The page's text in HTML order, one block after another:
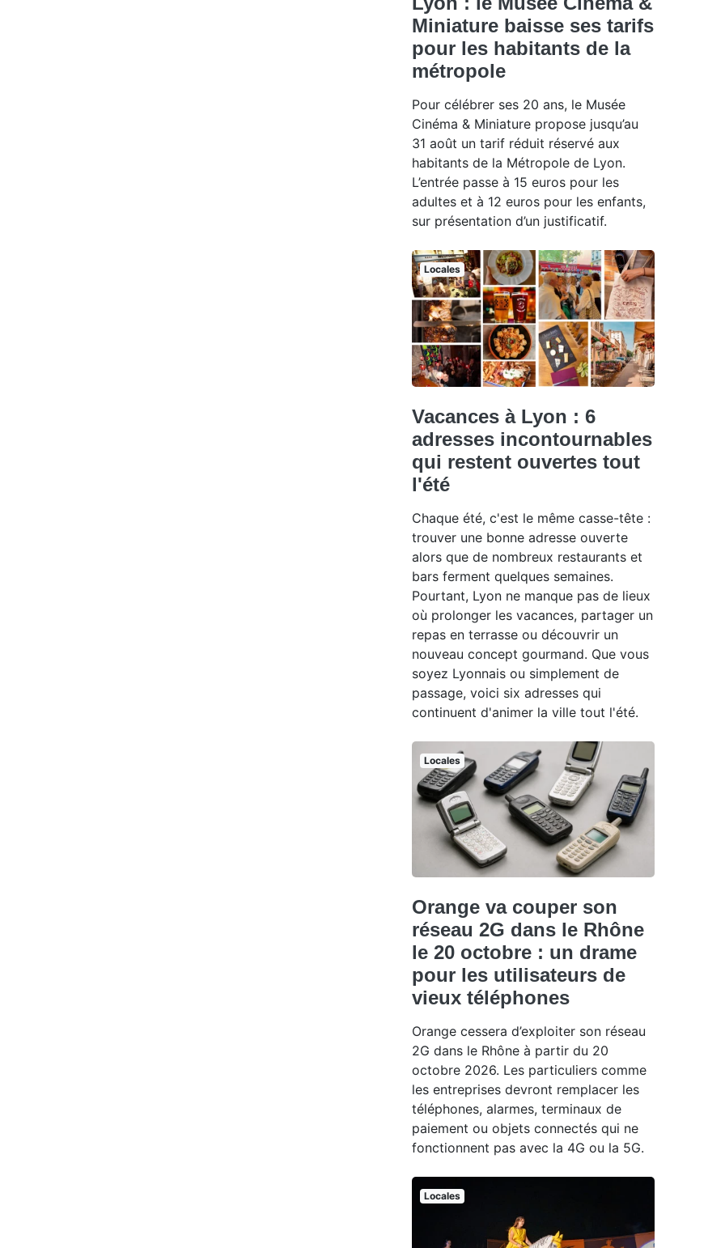
Miniature baisse ses tarifs
pour les habitants de la
métropole
Pour célébrer ses 20 ans, le Musée
Cinéma & Miniature propose jusqu’au
31 août un tarif réduit réservé aux
habitants de la Métropole de Lyon.
L’entrée passe à 15 euros pour les
adultes et à 12 euros pour les enfants,
sur présentation d’un justificatif.
Locales
Vacances à Lyon : 6
adresses incontournables
qui restent ouvertes tout
l'été
Chaque été, c'est le même casse-tête :
trouver une bonne adresse ouverte
alors que de nombreux restaurants et
bars ferment quelques semaines.
Pourtant, Lyon ne manque pas de lieux
où prolonger les vacances, partager un
repas en terrasse ou découvrir un
nouveau concept gourmand. Que vous
soyez Lyonnais ou simplement de
passage, voici six adresses qui
continuent d'animer la ville tout l'été.
Locales
Orange va couper son
réseau 2G dans le Rhône
le 20 octobre : un drame
pour les utilisateurs de
vieux téléphones
Orange cessera d’exploiter son réseau
2G dans le Rhône à partir du 20
octobre 2026. Les particuliers comme
les entreprises devront remplacer les
téléphones, alarmes, terminaux de
paiement ou objets connectés qui ne
fonctionnent pas avec la 4G ou la 5G.
Locales